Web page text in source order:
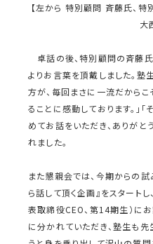
【左から 特別顧問 斉藤氏、
大
卓話の後、特別顧問の斉藤氏
よりお言葉を頂戴しました。塾
方が、毎回まさに一流だからこ
ることに感動しております。」
めてお話をいただき、ありがと
れました。
また懇親会では、今期からの
ら話して頂く企画』をスタート
表取締役CEO、第14期生）に
に分かれていただき、塾生も